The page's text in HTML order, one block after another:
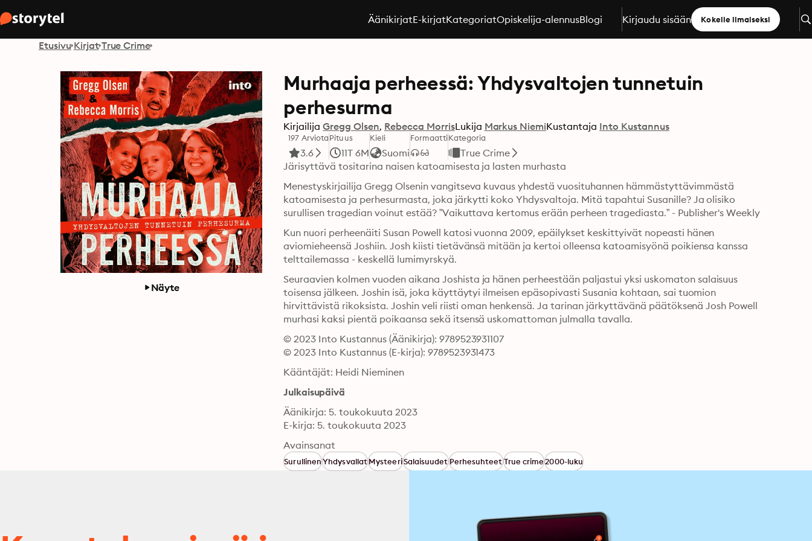
ÄänikirjatE-kirjatKategoriatOpiskelija-alennusBlogi Kirjaudu sisään Kokeile ilmaiseksi
Etusivu Kirjat True Crime
Näyte
Murhaaja perheessä: Yhdysvaltojen tunnetuin
perhesurma
Kirjailija Gregg Olsen Rebecca MorrisLukija Markus NiemiKustantaja Into Kustannus
197 Arviota
3.6
Pituus
11T 6M
Kieli
Suomi
FormaattiKategoria
True Crime
Järisyttävä tositarina naisen katoamisesta ja lasten murhasta
Menestyskirjailija Gregg Olsenin vangitseva kuvaus yhdestä vuosituhannen hämmästyttävimmästä
katoamisesta ja perhesurmasta, joka järkytti koko Yhdysvaltoja. Mitä tapahtui Susanille? Ja olisiko
surullisen tragedian voinut estää? ”Vaikuttava kertomus erään perheen tragediasta.” - Publisher's Weekly
Kun nuori perheenäiti Susan Powell katosi vuonna 2009, epäilykset keskittyivät nopeasti hänen
aviomieheensä Joshiin. Josh kiisti tietävänsä mitään ja kertoi olleensa katoamisyönä poikiensa kanssa
telttailemassa - keskellä lumimyrskyä.
Seuraavien kolmen vuoden aikana Joshista ja hänen perheestään paljastui yksi uskomaton salaisuus
toisensa jälkeen. Joshin isä, joka käyttäytyi ilmeisen epäsopivasti Susania kohtaan, sai tuomion
hirvittävistä rikoksista. Joshin veli riisti oman henkensä. Ja tarinan järkyttävänä päätöksenä Josh Powell
murhasi kaksi pientä poikaansa sekä itsensä uskomattoman julmalla tavalla.
© 2023 Into Kustannus (Äänikirja): 9789523931107
© 2023 Into Kustannus (E-kirja): 9789523931473
Kääntäjät: Heidi Nieminen
Julkaisupäivä
Äänikirja: 5. toukokuuta 2023
E-kirja: 5. toukokuuta 2023
Avainsanat
SurullinenYhdysvallatMysteeriSalaisuudetPerhesuhteetTrue crime2000-luku